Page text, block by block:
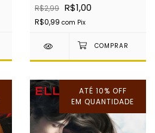
R$2,99 R$1,00
R$0,99 com Pix
ATÉ 10% OFF
EM QUANTIDADE